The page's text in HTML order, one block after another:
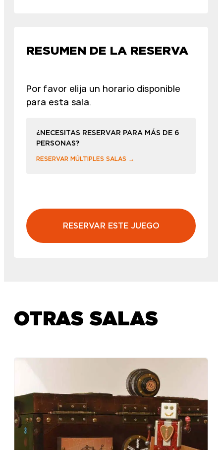
RESUMEN DE LA RESERVA
Por favor elija un horario disponible
para esta sala.
¿NECESITAS RESERVAR PARA MÁS DE 6
PERSONAS?
RESERVAR MÚLTIPLES SALAS →
RESERVAR ESTE JUEGO
OTRAS SALAS